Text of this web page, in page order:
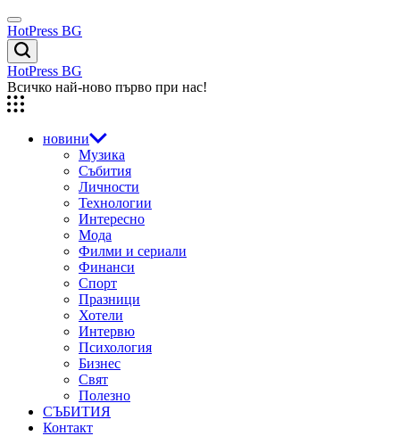
Skip
to
content
Menu
HotPress BG
Търсене
HotPress BG
Всичко най-ново първо при нас!
новини
Музика
Събития
Личности
Технологии
Интересно
Мода
Филми и сериали
Финанси
Спорт
Празници
Хотели
Интервю
Психология
Бизнес
Свят
Полезно
СЪБИТИЯ
Контакт